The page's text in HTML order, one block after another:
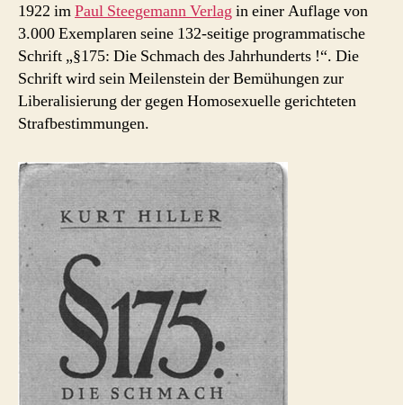
1922 imPaul Steegemann Verlag in einer Auflage von
3.000 Exemplaren seine 132-seitige programmatische
Schrift „§175: Die Schmach des Jahrhunderts !“. Die
Schrift wird sein Meilenstein der Bemühungen zur
Liberalisierung der gegen Homosexuelle gerichteten
Strafbestimmungen.